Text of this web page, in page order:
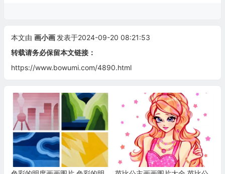
本文由 画小画 发表于2024-09-20 08:21:53
转载请务必保留本文链接：
https://www.bowumi.com/4890.html